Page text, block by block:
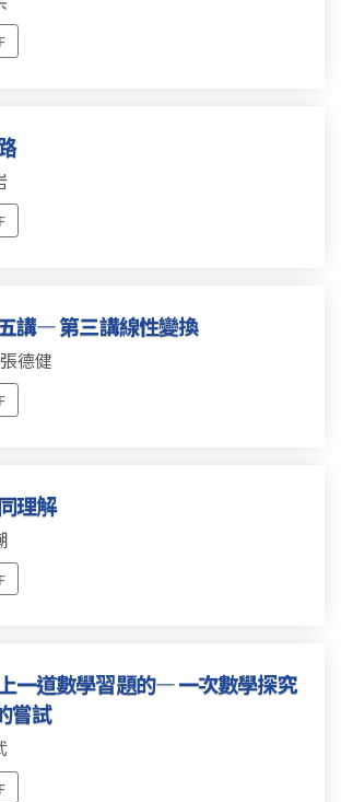
講— 第三講線性變換
德健
理解
一道數學習題的— 一次數學探究
嘗試